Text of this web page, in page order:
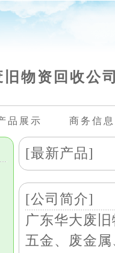
旧物资回收公
品展示 商务信息
[最新产品]
[公司简介]
广东华大废
五金、废金